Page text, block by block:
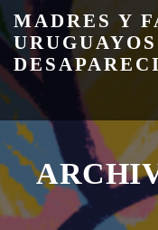
Skip
to
content
MADRES Y